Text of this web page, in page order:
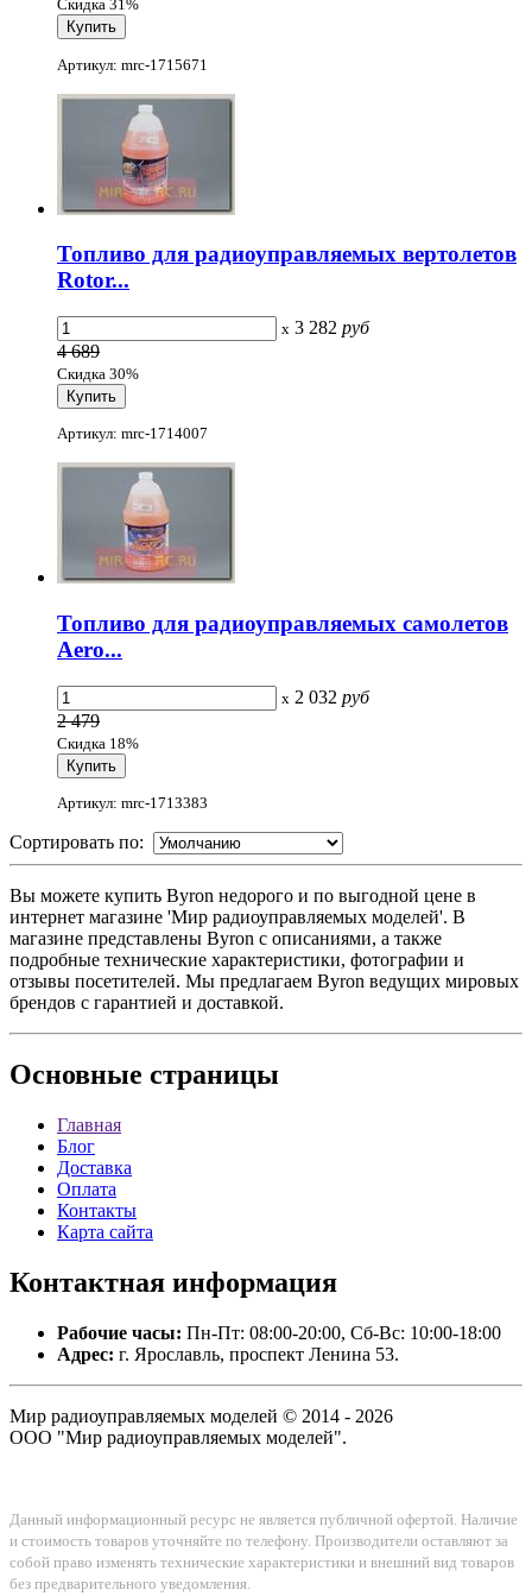
Скидка 31%
Артикул: mrc-1715671
Топливо для радиоуправляемых вертолетов
Rotor...
x 3 282 руб
4 689
Скидка 30%
Артикул: mrc-1714007
Топливо для радиоуправляемых самолетов
Aero...
x 2 032 руб
2 479
Скидка 18%
Артикул: mrc-1713383
Сортировать по:
Вы можете купить Byron недорого и по выгодной цене в
интернет магазине 'Мир радиоуправляемых моделей'. В
магазине представлены Byron с описаниями, а также
подробные технические характеристики, фотографии и
отзывы посетителей. Мы предлагаем Byron ведущих мировых
брендов с гарантией и доставкой.
Основные страницы
Главная
Блог
Доставка
Оплата
Контакты
Карта сайта
Контактная информация
Рабочие часы: Пн-Пт: 08:00-20:00, Сб-Вс: 10:00-18:00
Адрес: г. Ярославль, проспект Ленина 53.
Мир радиоуправляемых моделей © 2014 - 2026
ООО "Мир радиоуправляемых моделей".
Данный информационный ресурс не является публичной офертой. Наличие
и стоимость товаров уточняйте по телефону. Производители оставляют за
собой право изменять технические характеристики и внешний вид товаров
без предварительного уведомления.